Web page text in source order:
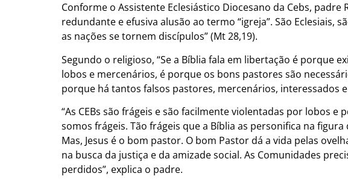
Conforme o Assistente Eclesiástico Diocesano da Cebs,
redundante e efusiva alusão ao termo “igreja”. São Eclesiais,
as nações se tornem discípulos” (Mt 28,19).
Segundo o religioso, “Se a Bíblia fala em libertação é porque
lobos e mercenários, é porque os bons pastores são
porque há tantos falsos pastores, mercenários, interessados
“As CEBs são frágeis e são facilmente violentadas por lobos
somos frágeis. Tão frágeis que a Bíblia as personifica na
Mas, Jesus é o bom pastor. O bom Pastor dá a vida pelas
na busca da justiça e da amizade social. As Comunidades
perdidos”, explica o padre.